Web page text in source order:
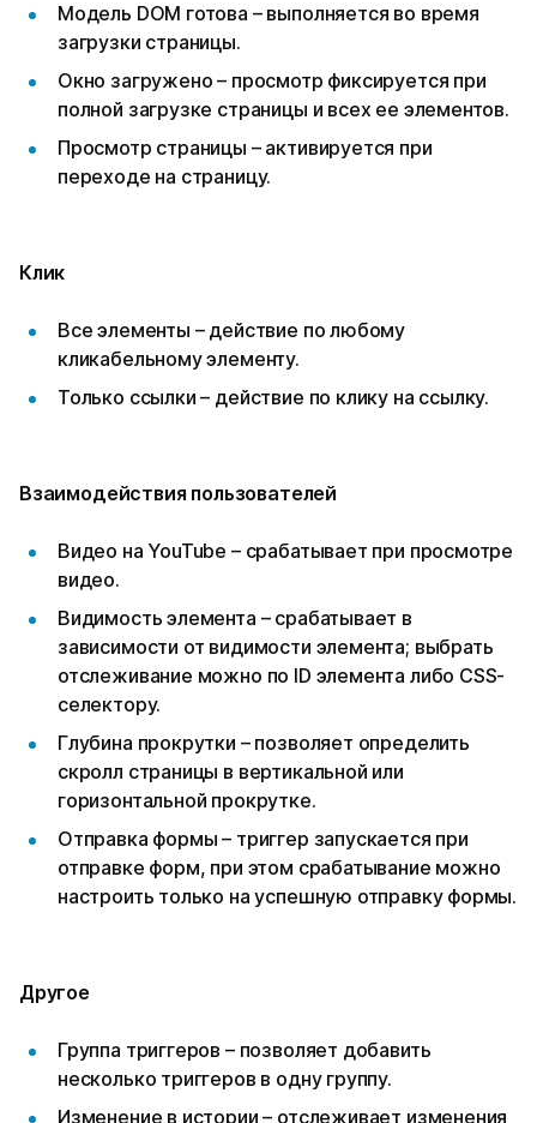
Модель DOM готова – выполняется во время
загрузки страницы.
Окно загружено – просмотр фиксируется при
полной загрузке страницы и всех ее элементов.
Просмотр страницы – активируется при
переходе на страницу.
Клик
Все элементы – действие по любому
кликабельному элементу.
Только ссылки – действие по клику на ссылку.
Взаимодействия пользователей
Видео на YouTube – срабатывает при просмотре
видео.
Видимость элемента – срабатывает в
зависимости от видимости элемента; выбрать
отслеживание можно по ID элемента либо CSS-
селектору.
Глубина прокрутки – позволяет определить
скролл страницы в вертикальной или
горизонтальной прокрутке.
Отправка формы – триггер запускается при
отправке форм, при этом срабатывание можно
настроить только на успешную отправку формы.
Другое
Группа триггеров – позволяет добавить
несколько триггеров в одну группу.
Изменение в истории – отслеживает изменения